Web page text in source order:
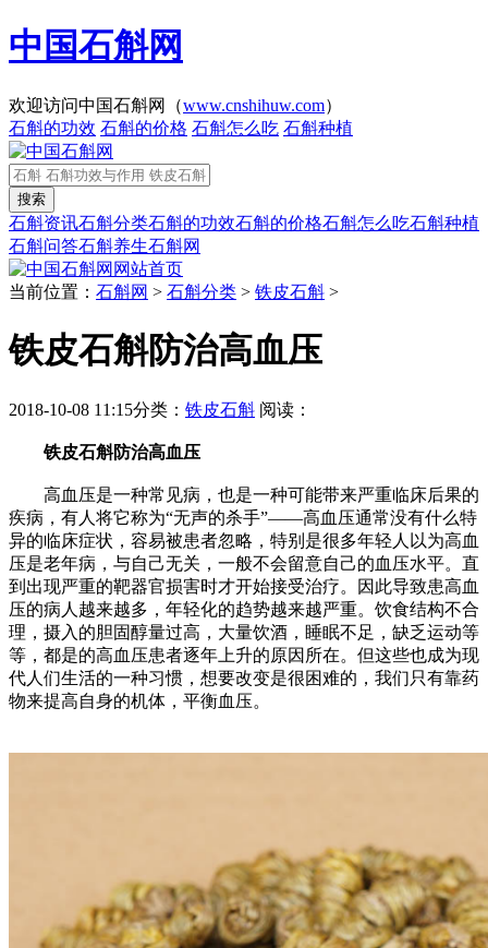
中国石斛网
欢迎访问中国石斛网（www.cnshihuw.com）
石斛的功效 石斛的价格 石斛怎么吃 石斛种植
石斛资讯石斛分类石斛的功效石斛的价格石斛怎么吃石斛种植
石斛问答石斛养生石斛网
网站首页
当前位置： 石斛网 > 石斛分类 > 铁皮石斛 >
铁皮石斛防治高血压
2018-10-08 11:15分类： 铁皮石斛 阅读：
铁皮石斛防治高血压
高血压是一种常见病，也是一种可能带来严重临床后果的
疾病，有人将它称为“无声的杀手”——高血压通常没有什么特
异的临床症状，容易被患者忽略，特别是很多年轻人以为高血
压是老年病，与自己无关，一般不会留意自己的血压水平。直
到出现严重的靶器官损害时才开始接受治疗。因此导致患高血
压的病人越来越多，年轻化的趋势越来越严重。饮食结构不合
理，摄入的胆固醇量过高，大量饮酒，睡眠不足，缺乏运动等
等，都是的高血压患者逐年上升的原因所在。但这些也成为现
代人们生活的一种习惯，想要改变是很困难的，我们只有靠药
物来提高自身的机体，平衡血压。